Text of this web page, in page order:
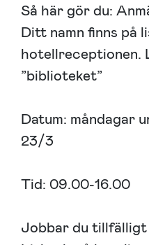
Så här gör du:
Ditt namn finns på
hotellreceptionen.
”biblioteket”
Datum: måndagar
23/3
Tid: 09.00-16.00
Jobbar du